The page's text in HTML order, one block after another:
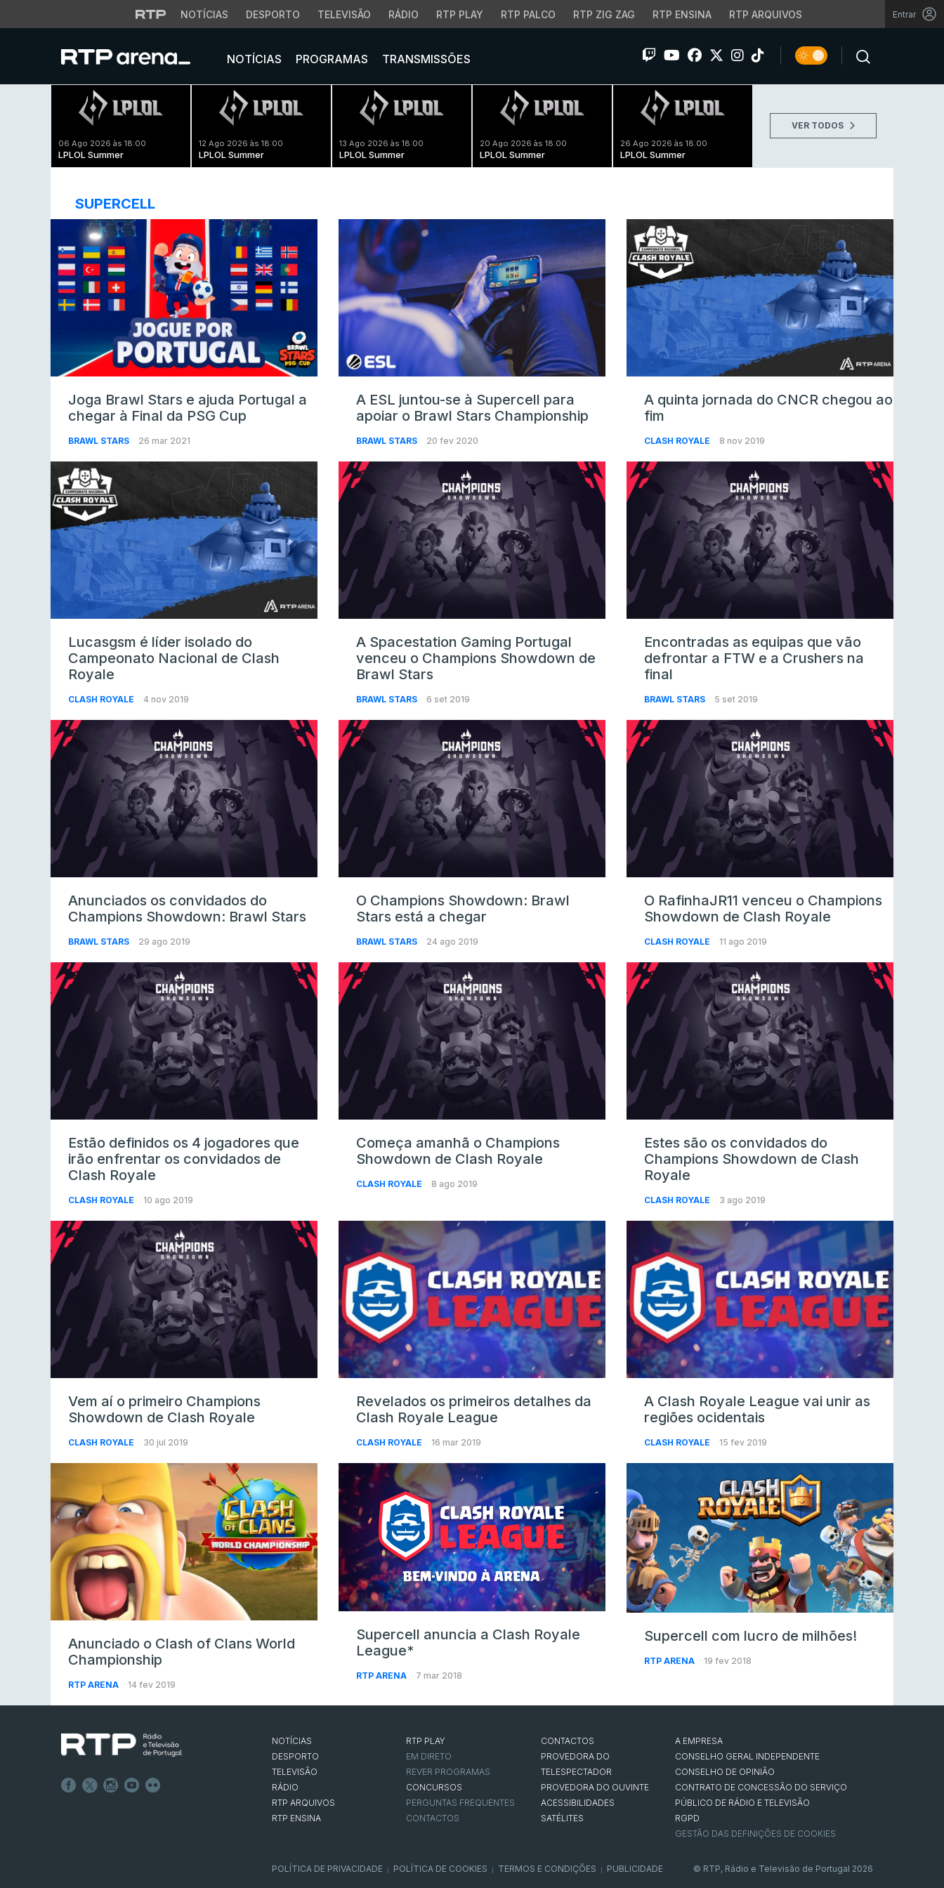
NOTÍCIAS DESPORTO TELEVISÃO RÁDIO RTP PLAY RTP PALCO RTP ZIG ZAG RTP ENSINA RTP ARQUIVOS Entrar
NOTÍCIAS PROGRAMAS TRANSMISSÕES
06 Ago 2026 às 18:00
LPLOL Summer
12 Ago 2026 às 18:00
LPLOL Summer
13 Ago 2026 às 18:00
LPLOL Summer
20 Ago 2026 às 18:00
LPLOL Summer
26 Ago 2026 às 18:00
LPLOL Summer
VER TODOS
SUPERCELL
Joga Brawl Stars e ajuda Portugal a
chegar à Final da PSG Cup
BRAWL STARS 26 mar 2021
A ESL juntou-se à Supercell para
apoiar o Brawl Stars Championship
BRAWL STARS 20 fev 2020
A quinta jornada do CNCR chegou ao
fim
CLASH ROYALE 8 nov 2019
Lucasgsm é líder isolado do
Campeonato Nacional de Clash
Royale
CLASH ROYALE 4 nov 2019
A Spacestation Gaming Portugal
venceu o Champions Showdown de
Brawl Stars
BRAWL STARS 6 set 2019
Encontradas as equipas que vão
defrontar a FTW e a Crushers na
final
BRAWL STARS 5 set 2019
Anunciados os convidados do
Champions Showdown: Brawl Stars
BRAWL STARS 29 ago 2019
O Champions Showdown: Brawl
Stars está a chegar
BRAWL STARS 24 ago 2019
O RafinhaJR11 venceu o Champions
Showdown de Clash Royale
CLASH ROYALE 11 ago 2019
Estão definidos os 4 jogadores que
irão enfrentar os convidados de
Clash Royale
CLASH ROYALE 10 ago 2019
Começa amanhã o Champions
Showdown de Clash Royale
CLASH ROYALE 8 ago 2019
Estes são os convidados do
Champions Showdown de Clash
Royale
CLASH ROYALE 3 ago 2019
Vem aí o primeiro Champions
Showdown de Clash Royale
CLASH ROYALE 30 jul 2019
Revelados os primeiros detalhes da
Clash Royale League
CLASH ROYALE 16 mar 2019
A Clash Royale League vai unir as
regiões ocidentais
CLASH ROYALE 15 fev 2019
Anunciado o Clash of Clans World
Championship
RTP ARENA 14 fev 2019
Supercell anuncia a Clash Royale
League*
RTP ARENA 7 mar 2018
Supercell com lucro de milhões!
RTP ARENA 19 fev 2018
NOTÍCIAS
DESPORTO
TELEVISÃO
RÁDIO
RTP ARQUIVOS
RTP ENSINA
RTP PLAY
EM DIRETO
REVER PROGRAMAS
CONCURSOS
PERGUNTAS FREQUENTES
CONTACTOS
CONTACTOS
PROVEDORA DO
TELESPECTADOR
PROVEDORA DO OUVINTE
ACESSIBILIDADES
SATÉLITES
A EMPRESA
CONSELHO GERAL INDEPENDENTE
CONSELHO DE OPINIÃO
CONTRATO DE CONCESSÃO DO SERVIÇO
PÚBLICO DE RÁDIO E TELEVISÃO
RGPD
GESTÃO DAS DEFINIÇÕES DE COOKIES
POLÍTICA DE PRIVACIDADE POLÍTICA DE COOKIES TERMOS E CONDIÇÕES PUBLICIDADE © RTP, Rádio e Televisão de Portugal 2026